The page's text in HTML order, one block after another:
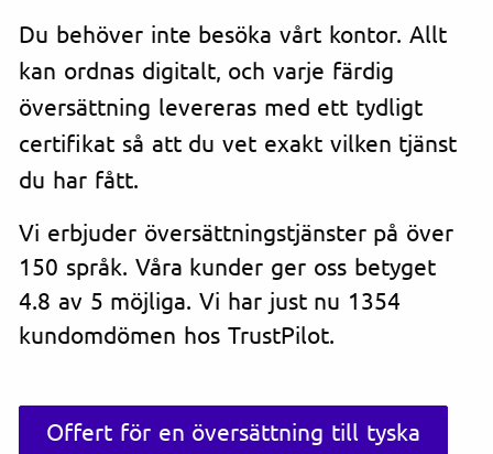
Du behöver inte besöka vårt kontor. Allt
kan ordnas digitalt, och varje färdig
översättning levereras med ett tydligt
certifikat så att du vet exakt vilken tjänst
du har fått.
Vi erbjuder översättningstjänster på över
150 språk. Våra kunder ger oss betyget
4.8 av 5 möjliga. Vi har just nu 1354
kundomdömen hos TrustPilot.
Offert för en översättning till tyska